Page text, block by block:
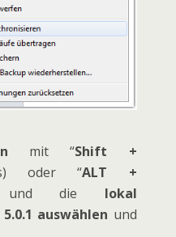
mit “Shift +
oder “ALT +
und die lokal
auswählen und